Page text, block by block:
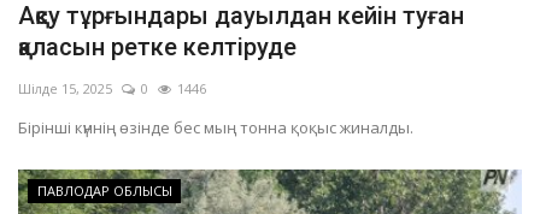
ОЙЫН-САУЫҚ
OFFICIAL
Ақсу тұрғындары дауылдан кейін туған
қаласын ретке келтіруде
Шілде 15, 2025 0 1446
Бірінші күннің өзінде бес мың тонна қоқыс жиналды.
ПАВЛОДАР ОБЛЫСЫ